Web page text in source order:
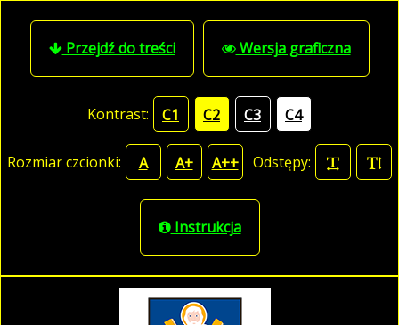
Przejdź do treści Wersja graficzna
Kontrast: C1 C2 C3 C4
Rozmiar czcionki: A A+ A++ Odstępy:
Instrukcja